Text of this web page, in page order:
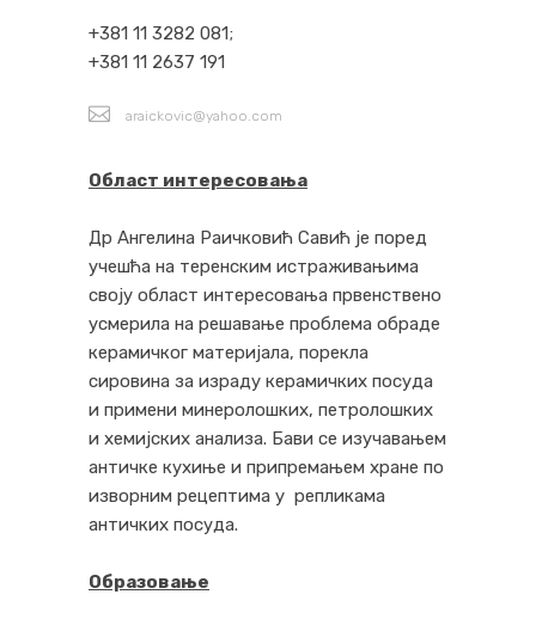
+381 11 3282 081;
+381 11 2637 191
araickovic@yahoo.com
Област интересовања
Др Ангелина Раичковић Савић је поред
учешћа на теренским истраживањима
своју област интересовања првенствено
усмерила на решавање проблема обраде
керамичког материјала, порекла
сировина за израду керамичких посуда
и примени минеролошких, петролошких
и хемијских анализа. Бави се изучавањем
античке кухиње и припремањем хране по
изворним рецептима у репликама
античких посуда.
Образовање